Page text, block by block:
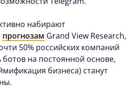
набирают
прогнозам Grand View Research,
50% российских компаний
ботов на постоянной основе,
бизнеса) станут